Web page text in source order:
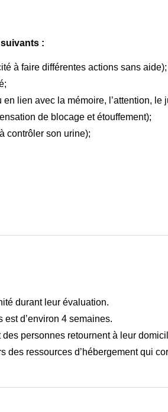
:
à faire différentes actions sans aide);
lien avec la mémoire, l’attention, le
de blocage et étouffement);
contrôler son urine);
durant leur évaluation.
est d’environ 4 semaines.
personnes retournent à leur
des ressources d’hébergement qui